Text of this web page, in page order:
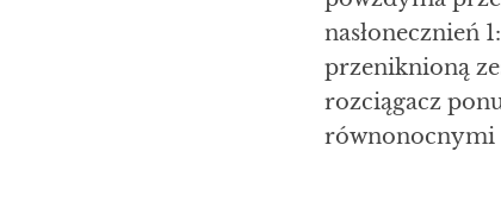
nasłonecznień
przeniknioną
rozciągacz
równonocnymi